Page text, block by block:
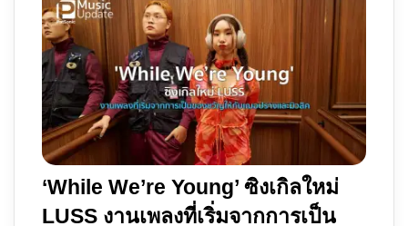
‘While We’re Young’ ซิงเกิลใหม่
LUSS งานเพลงที่เริ่มจากการเป็น